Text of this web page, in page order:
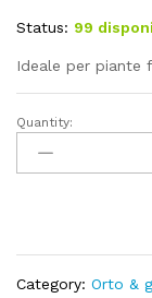
Status: 99
Ideale per piante
Perlite
5
Quantity:
Category: Orto &